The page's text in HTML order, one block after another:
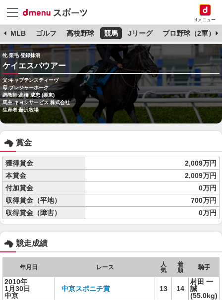
dメニュー
MLB ゴルフ 高校野球 競馬 Jリーグ プロ野球（2軍）
牝 栗毛 登録抹消
ケイエスバウアー
父:キャプテンスティーヴ
母:プレジャーホーク
調教師:高橋 成忠 (栗東)
馬主:キヨシサービス 株式会社
生産者:藤沢牧場
賞金
獲得賞金
2,009万円
本賞金
2,009万円
付加賞金
0万円
収得賞金（平地）
700万円
収得賞金（障害）
0万円
競走成績
年月日 レース
人
気
着
順
騎手
2010年
1月30日
中京
中京スポニチ賞 13 14
村田 一
誠
(55.0kg)